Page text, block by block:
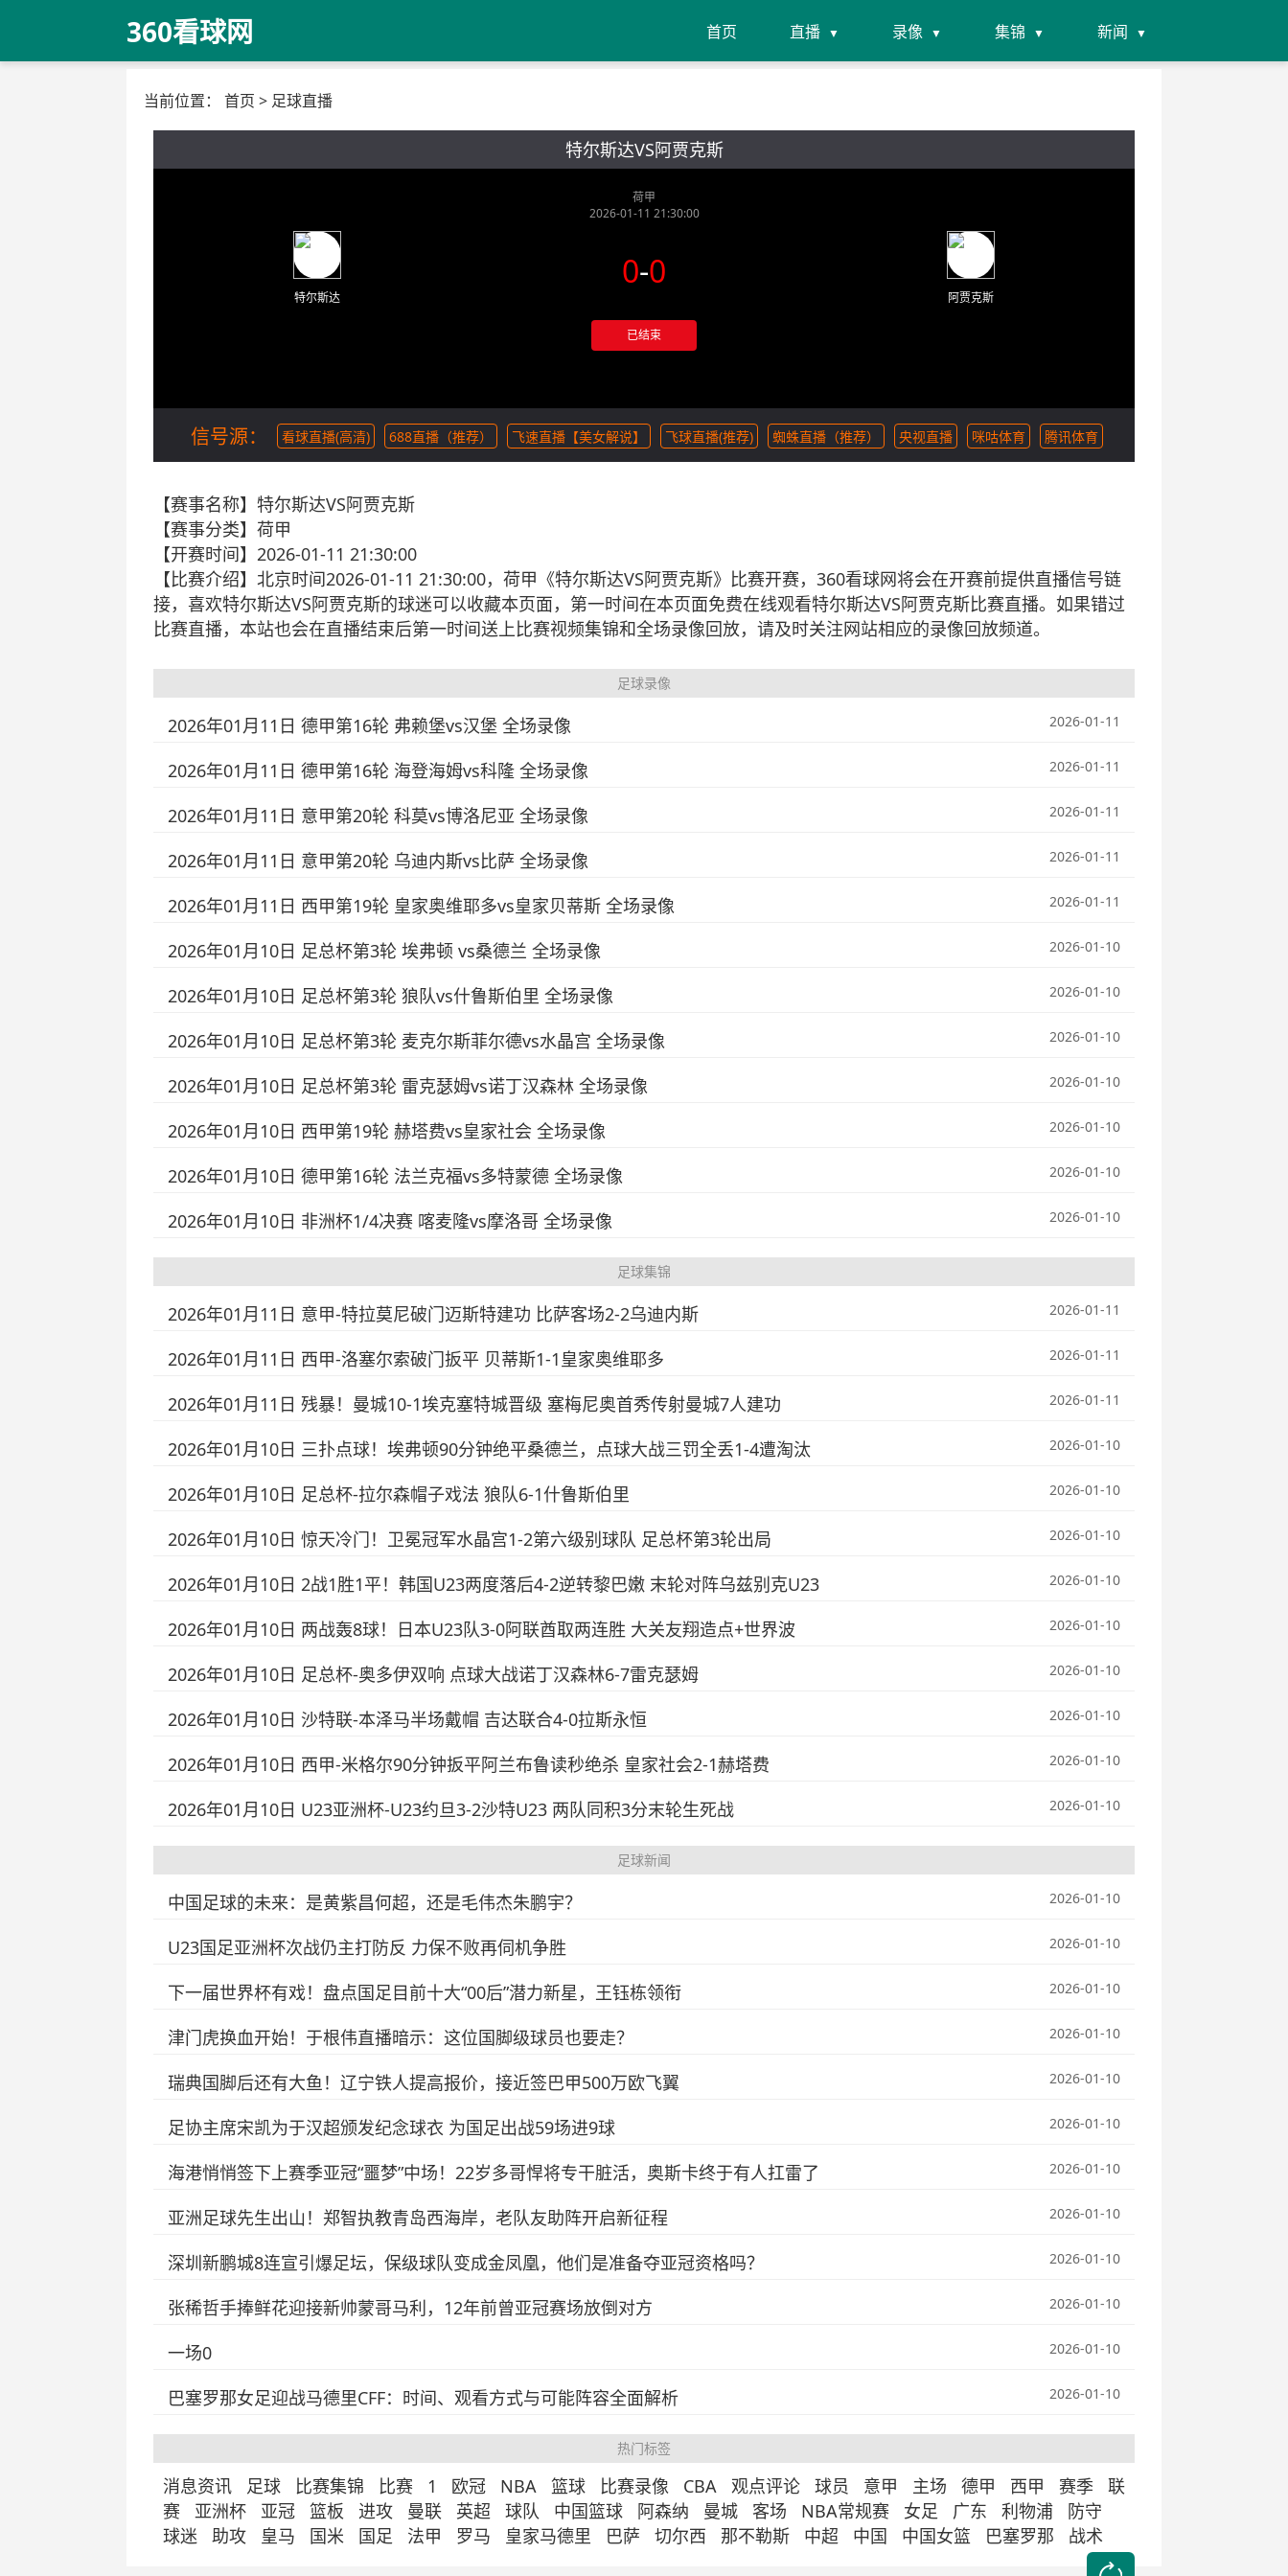
360看球网 首页 直播 录像 集锦 新闻
当前位置： 首页 > 足球直播
特尔斯达VS阿贾克斯
荷甲
2026-01-11 21:30:00
特尔斯达
0-0
已结束
阿贾克斯
信号源： 看球直播(高清) 688直播（推荐） 飞速直播【美女解说】 飞球直播(推荐) 蜘蛛直播（推荐） 央视直播 咪咕体育 腾讯体育
【赛事名称】 特尔斯达VS阿贾克斯
【赛事分类】 荷甲
【开赛时间】 2026-01-11 21:30:00
【比赛介绍】 北京时间2026-01-11 21:30:00，荷甲《特尔斯达VS阿贾克斯》比赛开赛，360看球网将会在开赛前提供直播信号链
接，喜欢特尔斯达VS阿贾克斯的球迷可以收藏本页面，第一时间在本页面免费在线观看特尔斯达VS阿贾克斯比赛直播。如果错过
比赛直播，本站也会在直播结束后第一时间送上比赛视频集锦和全场录像回放，请及时关注网站相应的录像回放频道。
足球录像
2026年01月11日 德甲第16轮 弗赖堡vs汉堡 全场录像 2026-01-11
2026年01月11日 德甲第16轮 海登海姆vs科隆 全场录像 2026-01-11
2026年01月11日 意甲第20轮 科莫vs博洛尼亚 全场录像 2026-01-11
2026年01月11日 意甲第20轮 乌迪内斯vs比萨 全场录像 2026-01-11
2026年01月11日 西甲第19轮 皇家奥维耶多vs皇家贝蒂斯 全场录像 2026-01-11
2026年01月10日 足总杯第3轮 埃弗顿 vs桑德兰 全场录像 2026-01-10
2026年01月10日 足总杯第3轮 狼队vs什鲁斯伯里 全场录像 2026-01-10
2026年01月10日 足总杯第3轮 麦克尔斯菲尔德vs水晶宫 全场录像 2026-01-10
2026年01月10日 足总杯第3轮 雷克瑟姆vs诺丁汉森林 全场录像 2026-01-10
2026年01月10日 西甲第19轮 赫塔费vs皇家社会 全场录像 2026-01-10
2026年01月10日 德甲第16轮 法兰克福vs多特蒙德 全场录像 2026-01-10
2026年01月10日 非洲杯1/4决赛 喀麦隆vs摩洛哥 全场录像 2026-01-10
足球集锦
2026年01月11日 意甲-特拉莫尼破门迈斯特建功 比萨客场2-2乌迪内斯 2026-01-11
2026年01月11日 西甲-洛塞尔索破门扳平 贝蒂斯1-1皇家奥维耶多 2026-01-11
2026年01月11日 残暴！曼城10-1埃克塞特城晋级 塞梅尼奥首秀传射曼城7人建功 2026-01-11
2026年01月10日 三扑点球！埃弗顿90分钟绝平桑德兰，点球大战三罚全丢1-4遭淘汰 2026-01-10
2026年01月10日 足总杯-拉尔森帽子戏法 狼队6-1什鲁斯伯里 2026-01-10
2026年01月10日 惊天冷门！卫冕冠军水晶宫1-2第六级别球队 足总杯第3轮出局 2026-01-10
2026年01月10日 2战1胜1平！韩国U23两度落后4-2逆转黎巴嫩 末轮对阵乌兹别克U23 2026-01-10
2026年01月10日 两战轰8球！日本U23队3-0阿联酋取两连胜 大关友翔造点+世界波 2026-01-10
2026年01月10日 足总杯-奥多伊双响 点球大战诺丁汉森林6-7雷克瑟姆 2026-01-10
2026年01月10日 沙特联-本泽马半场戴帽 吉达联合4-0拉斯永恒 2026-01-10
2026年01月10日 西甲-米格尔90分钟扳平阿兰布鲁读秒绝杀 皇家社会2-1赫塔费 2026-01-10
2026年01月10日 U23亚洲杯-U23约旦3-2沙特U23 两队同积3分末轮生死战 2026-01-10
足球新闻
中国足球的未来：是黄紫昌何超，还是毛伟杰朱鹏宇？ 2026-01-10
U23国足亚洲杯次战仍主打防反 力保不败再伺机争胜 2026-01-10
下一届世界杯有戏！盘点国足目前十大“00后”潜力新星，王钰栋领衔 2026-01-10
津门虎换血开始！于根伟直播暗示：这位国脚级球员也要走？ 2026-01-10
瑞典国脚后还有大鱼！辽宁铁人提高报价，接近签巴甲500万欧飞翼 2026-01-10
足协主席宋凯为于汉超颁发纪念球衣 为国足出战59场进9球 2026-01-10
海港悄悄签下上赛季亚冠“噩梦”中场！22岁多哥悍将专干脏活，奥斯卡终于有人扛雷了 2026-01-10
亚洲足球先生出山！郑智执教青岛西海岸，老队友助阵开启新征程 2026-01-10
深圳新鹏城8连宣引爆足坛，保级球队变成金凤凰，他们是准备夺亚冠资格吗？ 2026-01-10
张稀哲手捧鲜花迎接新帅蒙哥马利，12年前曾亚冠赛场放倒对方 2026-01-10
一场0 2026-01-10
巴塞罗那女足迎战马德里CFF：时间、观看方式与可能阵容全面解析 2026-01-10
热门标签
消息资讯 足球 比赛集锦 比赛 1 欧冠 NBA 篮球 比赛录像 CBA 观点评论 球员 意甲 主场 德甲 西甲 赛季
联
赛
亚洲杯 亚冠 篮板 进攻 曼联 英超 球队 中国篮球 阿森纳 曼城 客场 NBA常规赛 女足 广东 利物浦
防守
球迷
助攻 皇马 国米 国足 法甲 罗马 皇家马德里 巴萨 切尔西 那不勒斯 中超 中国 中国女篮 巴塞罗那 战术